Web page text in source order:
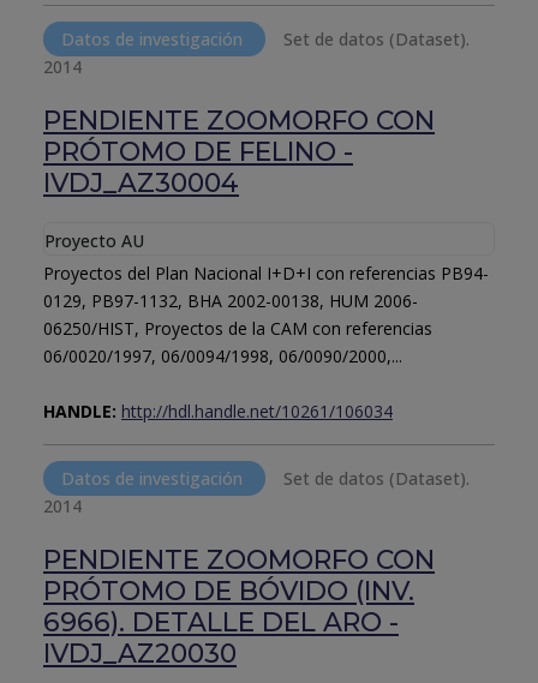
Datos de investigación
Set de datos (Dataset).
2014
PENDIENTE ZOOMORFO CON
PRÓTOMO DE FELINO -
IVDJ_AZ30004
Proyecto AU
Proyectos del Plan Nacional I+D+I con referencias PB94-
0129, PB97-1132, BHA 2002-00138, HUM 2006-
06250/HIST, Proyectos de la CAM con referencias
06/0020/1997, 06/0094/1998, 06/0090/2000,...
HANDLE: http://hdl.handle.net/10261/106034
Datos de investigación
Set de datos (Dataset).
2014
PENDIENTE ZOOMORFO CON
PRÓTOMO DE BÓVIDO (INV.
6966). DETALLE DEL ARO -
IVDJ_AZ20030